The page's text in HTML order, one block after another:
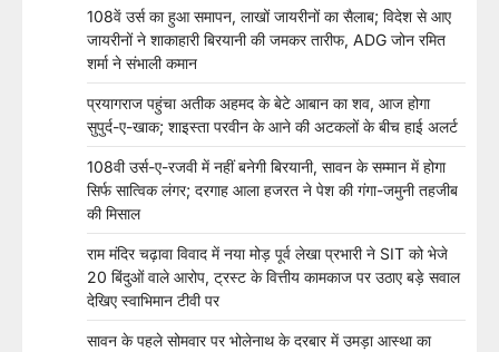
108वें उर्स का हुआ समापन, लाखों जायरीनों का सैलाब; विदेश से आए
जायरीनों ने शाकाहारी बिरयानी की जमकर तारीफ, ADG जोन रमित
शर्मा ने संभाली कमान
प्रयागराज पहुंचा अतीक अहमद के बेटे आबान का शव, आज होगा
सुपुर्द-ए-खाक; शाइस्ता परवीन के आने की अटकलों के बीच हाई अलर्ट
108वी उर्स-ए-रजवी में नहीं बनेगी बिरयानी, सावन के सम्मान में होगा
सिर्फ सात्विक लंगर; दरगाह आला हजरत ने पेश की गंगा-जमुनी तहजीब
की मिसाल
राम मंदिर चढ़ावा विवाद में नया मोड़ पूर्व लेखा प्रभारी ने SIT को भेजे
20 बिंदुओं वाले आरोप, ट्रस्ट के वित्तीय कामकाज पर उठाए बड़े सवाल
देखिए स्वाभिमान टीवी पर
सावन के पहले सोमवार पर भोलेनाथ के दरबार में उमड़ा आस्था का